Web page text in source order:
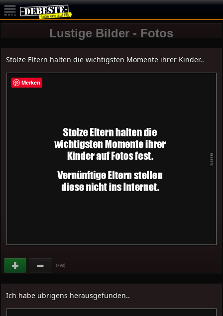
Lustige Bilder - Fotos
Stolze Eltern halten die wichtigsten Momente ihrer Kinder..
(+98)
Ich habe übrigens herausgefunden..
Merken